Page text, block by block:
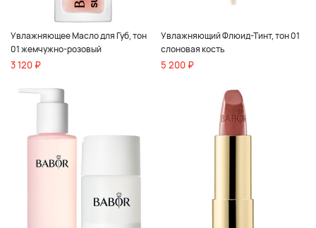
Увлажняющее Масло для Губ, тон
01 жемчужно-розовый
3 120 ₽
Увлажняющий Флюид-Тинт, тон 01
слоновая кость
5 200 ₽